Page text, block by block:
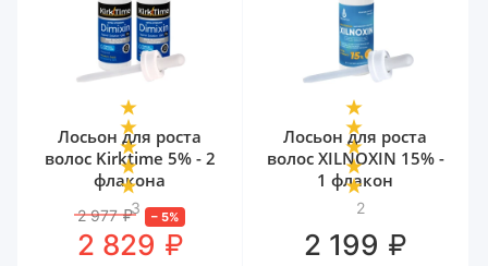
3
Лосьон для роста
волос Kirktime 5% - 2
флакона
2 977 ₽ –5%
2 829 ₽
2
Лосьон для роста
волос XILNOXIN 15% -
1 флакон
2 199 ₽